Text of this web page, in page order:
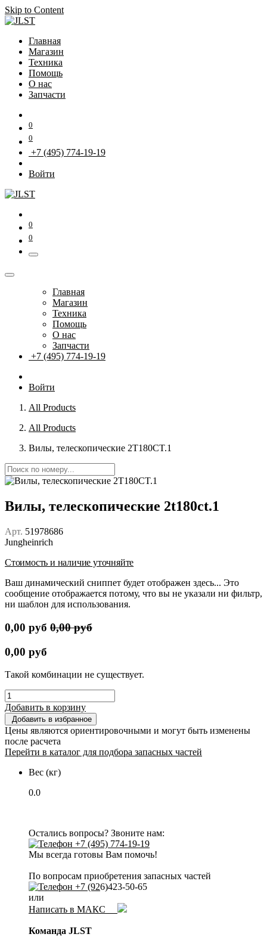
Skip to Content
Главная
Магазин
Техника
Помощь
О нас
Запчасти
0
0
+7 (495) 774-19-19
Войти
0
0
Главная
Магазин
Техника
Помощь
О нас
Запчасти
+7 (495) 774-19-19
Войти
All Products
All Products
Вилы, телескопические 2T180CT.1
Вилы, телескопические 2t180ct.1
Арт. 51978686
Jungheinrich
Стоимость и наличие уточняйте
Ваш динамический сниппет будет отображен здесь... Это
сообщение отображается потому, что вы не указали ни фильтр,
ни шаблон для использования.
0,00 руб 0,00руб
0,00 руб
Такой комбинации не существует.
Добавить в корзину
Добавить в избранное
Цены являются ориентировочными и могут быть изменены
после расчета
Перейти в каталог для подбора запасных частей
Вес (кг)
0.0
Остались вопросы? Звоните нам:
+7 (495) 774-19-19
Мы всегда готовы Вам помочь!
По вопросам приобретения запасных частей
+7 (926)423-50-65
или
Написать в МАКС
Команда JLST